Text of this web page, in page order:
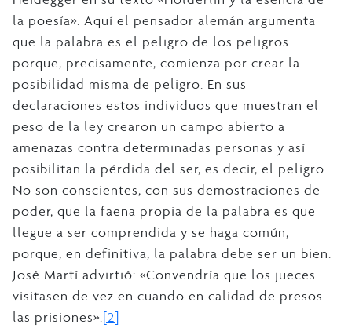
la poesía». Aquí el pensador alemán argumenta
que la palabra es el peligro de los peligros
porque, precisamente, comienza por crear la
posibilidad misma de peligro. En sus
declaraciones estos individuos que muestran el
peso de la ley crearon un campo abierto a
amenazas contra determinadas personas y así
posibilitan la pérdida del ser, es decir, el peligro.
No son conscientes, con sus demostraciones de
poder, que la faena propia de la palabra es que
llegue a ser comprendida y se haga común,
porque, en definitiva, la palabra debe ser un bien.
José Martí advirtió: «Convendría que los jueces
visitasen de vez en cuando en calidad de presos
las prisiones».[2]